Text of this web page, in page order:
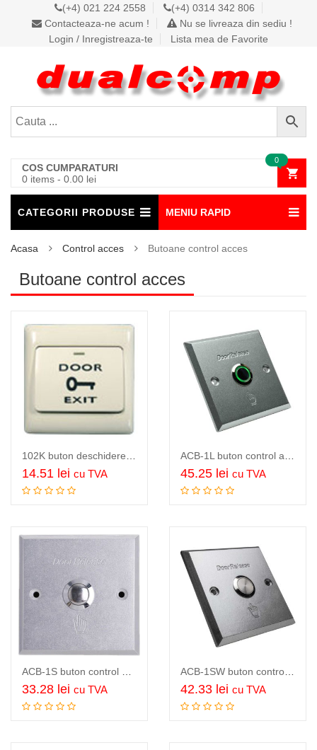
(+4) 021 224 2558
(+4) 0314 342 806
Contacteaza-ne acum !
Nu se livreaza din sediu !
Login / Inregistreaza-te
Lista mea de Favorite
COS CUMPARATURI
0 items - 0.00 lei
0
CATEGORII PRODUSE MENIU RAPID
Acasa Control acces Butoane control acces
Butoane control acces
Adauga in cos
14.51 lei cu TVA
Adauga in cos
45.25 lei cu TVA
Adauga in cos
33.28 lei cu TVA
Adauga in cos
42.33 lei cu TVA